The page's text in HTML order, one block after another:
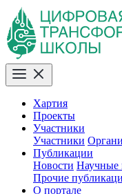
Хартия
Проекты
Участники
Участники
Публикации
Новости Научные
Прочие
О портале